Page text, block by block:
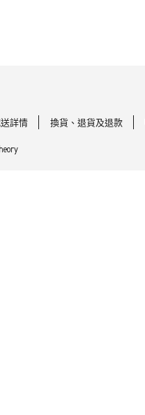
詳情 換貨、退貨及退款